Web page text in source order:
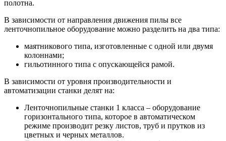
полотна.
В зависимости от направления движения пилы все
ленточнопильное оборудование можно разделить на два типа:
маятникового типа, изготовленные с одной или двумя
колоннами;
гильотинного типа с опускающейся рамой.
В зависимости от уровня производительности и
автоматизации станки делят на:
Ленточнопильные станки 1 класса – оборудование
горизонтального типа, которое в автоматическом
режиме производит резку листов, труб и прутков из
цветных и черных металлов.